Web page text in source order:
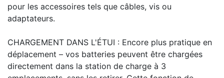
pour les accessoires tels que câbles, vis ou
adaptateurs.
CHARGEMENT DANS L'ÉTUI : Encore plus pratique en
déplacement – vos batteries peuvent être chargées
directement dans la station de charge à 3